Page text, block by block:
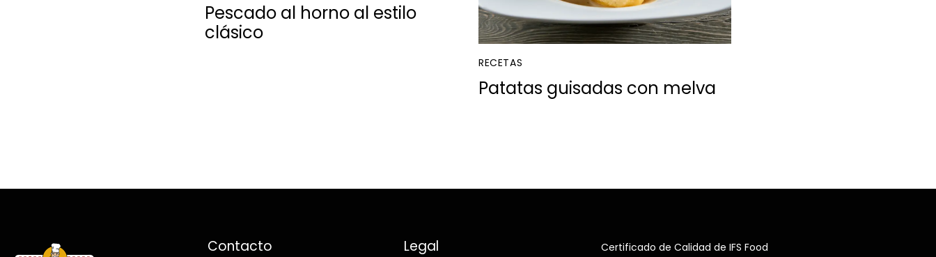
Pescado al horno al estilo
clásico
RECETAS
Patatas guisadas con melva
Contacto Legal Certificado de Calidad de IFS Food